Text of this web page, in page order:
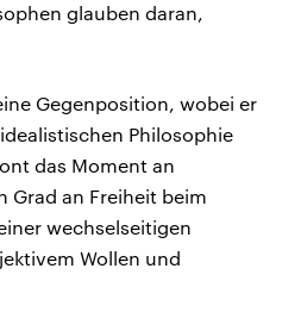
glauben daran,
Gegenposition, wobei er
Philosophie
das Moment an
Grad an Freiheit beim
wechselseitigen
Wollen und